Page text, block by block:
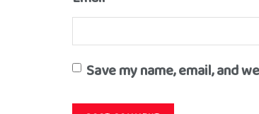
Save my name, email, and